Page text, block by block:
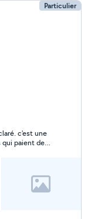
Particulier
c'est une
paient des